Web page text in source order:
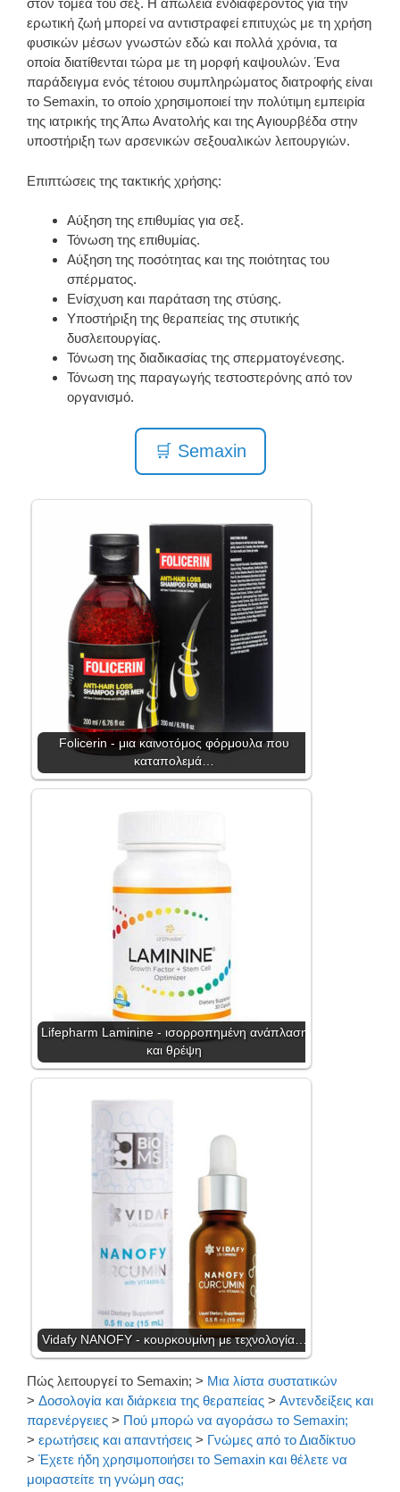
στον τομέα του σεξ. Η απώλεια ενδιαφέροντος για την
ερωτική ζωή μπορεί να αντιστραφεί επιτυχώς με τη χρήση
φυσικών μέσων γνωστών εδώ και πολλά χρόνια, τα
οποία διατίθενται τώρα με τη μορφή καψουλών. Ένα
παράδειγμα ενός τέτοιου συμπληρώματος διατροφής είναι
το Semaxin, το οποίο χρησιμοποιεί την πολύτιμη εμπειρία
της ιατρικής της Άπω Ανατολής και της Αγιουρβέδα στην
υποστήριξη των αρσενικών σεξουαλικών λειτουργιών.
Επιπτώσεις της τακτικής χρήσης:
Αύξηση της επιθυμίας για σεξ.
Τόνωση της επιθυμίας.
Αύξηση της ποσότητας και της ποιότητας του
σπέρματος.
Ενίσχυση και παράταση της στύσης.
Υποστήριξη της θεραπείας της στυτικής
δυσλειτουργίας.
Τόνωση της διαδικασίας της σπερματογένεσης.
Τόνωση της παραγωγής τεστοστερόνης από τον
οργανισμό.
🛒 Semaxin
Folicerin - μια καινοτόμος φόρμουλα που
καταπολεμά…
Lifepharm Laminine - ισορροπημένη ανάπλαση
και θρέψη
Vidafy NANOFY - κουρκουμίνη με τεχνολογία…
Πώς λειτουργεί το Semaxin; > Μια λίστα συστατικών
> Δοσολογία και διάρκεια της θεραπείας > Αντενδείξεις και
παρενέργειες > Πού μπορώ να αγοράσω το Semaxin;
> ερωτήσεις και απαντήσεις > Γνώμες από το Διαδίκτυο
> Έχετε ήδη χρησιμοποιήσει το Semaxin και θέλετε να
μοιραστείτε τη γνώμη σας;